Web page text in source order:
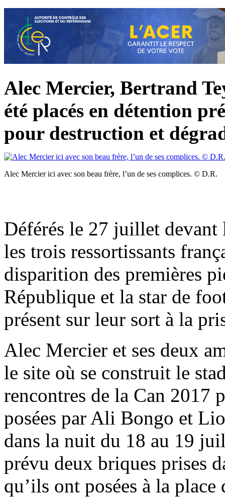
Alec Mercier, Bertrand
été placés en détention
pour destruction et
Alec Mercier ici avec son beau frère, l’un de ses complices. © D.R.
Déférés le 27 juillet
les trois ressortissants
disparition des premières
République et la star de
présent sur leur sort à la
Alec Mercier et ses deux
le site où se construit le
rencontres de la Can 2017
posées par Ali Bongo et
dans la nuit du 18 au 19
prévu deux briques prises
qu’ils ont posées à la